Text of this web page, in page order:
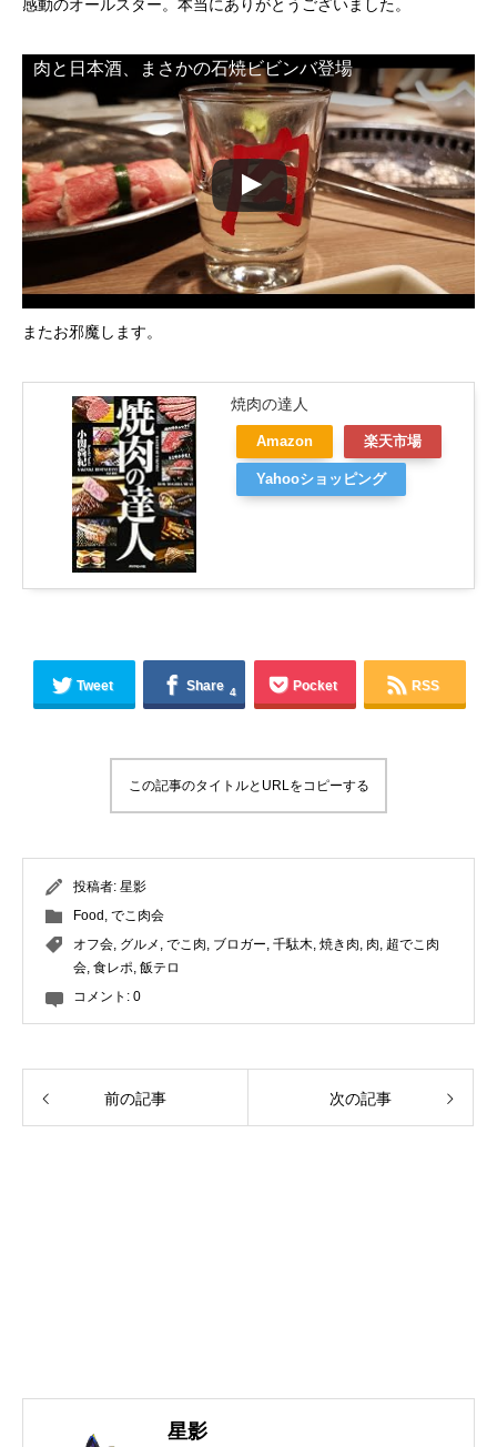
感動のオールスター。本当にありがとうございました。
肉と日本酒、まさかの石焼ビビンバ登場
またお邪魔します。
焼肉の達人
Amazon 楽天市場
Yahooショッピング
Tweet Share 4 Pocket RSS
この記事のタイトルとURLをコピーする
投稿者: 星影
Food , でこ肉会
オフ会, グルメ , でこ肉, ブロガー, 千駄木, 焼き肉, 肉, 超でこ肉
会, 食レポ, 飯テロ
コメント: 0
前の記事 次の記事
星影